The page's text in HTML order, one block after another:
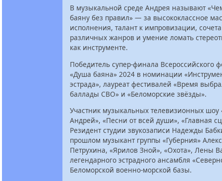
В музыкальной среде Андрея называют
баяну без правил» — за высококлассное
исполнения, талант к импровизации,
различных жанров и умение ломать
как инструменте.
Победитель супер-финала Всероссийского
«Душа баяна» 2024 в номинации
эстрада», лауреат фестивалей «Время
баллады СВО» и «Беломорские звёзды».
Участник музыкальных телевизионных шоу
Андрей», «Песни от всей души», «Главная
Резидент студии звукозаписи Надежды
прошлом музыкант группы «Губерния»
Петрухина, «Ярилов Зной», «Охота», Лены
легендарного эстрадного ансамбля
Беломорской военно-морской базы.